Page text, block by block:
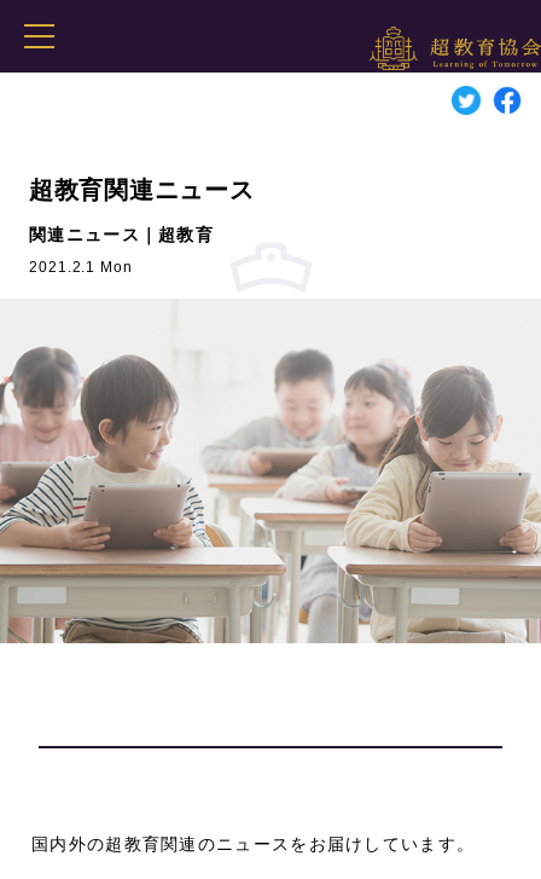
超教育関連ニュース
関連ニュース｜超教育
2021.2.1 Mon
国内外の超教育関連のニュースをお届けしています。